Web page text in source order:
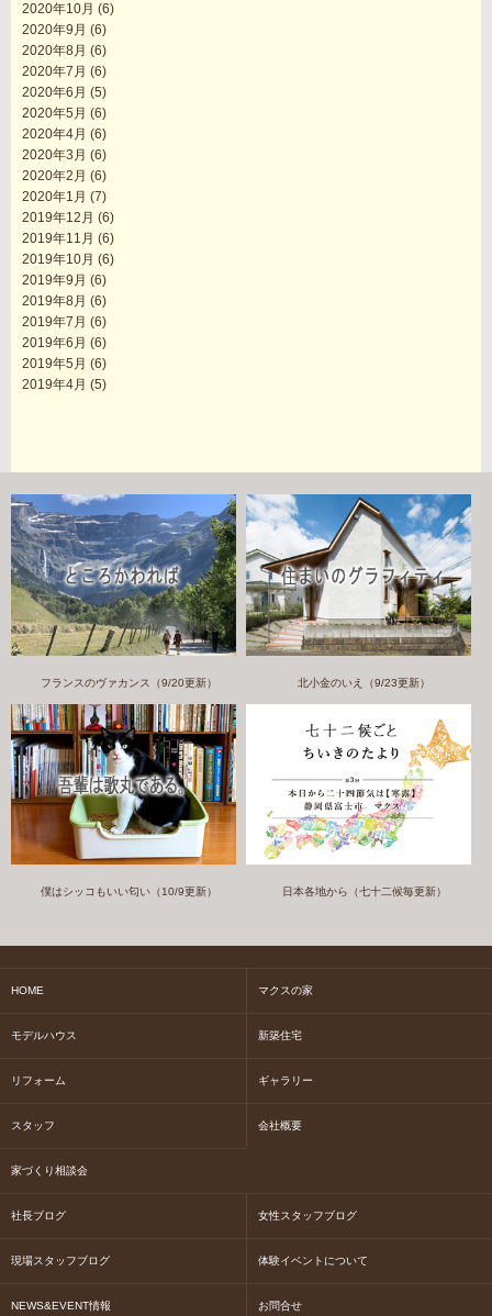
2020年10月 (6)
2020年9月 (6)
2020年8月 (6)
2020年7月 (6)
2020年6月 (5)
2020年5月 (6)
2020年4月 (6)
2020年3月 (6)
2020年2月 (6)
2020年1月 (7)
2019年12月 (6)
2019年11月 (6)
2019年10月 (6)
2019年9月 (6)
2019年8月 (6)
2019年7月 (6)
2019年6月 (6)
2019年5月 (6)
2019年4月 (5)
フランスのヴァカンス（9/20更新） 北小金のいえ（9/23更新）
僕はシッコもいい匂い（10/9更新） 日本各地から（七十二候毎更新）
HOME マクスの家
モデルハウス 新築住宅
リフォーム ギャラリー
スタッフ 会社概要
家づくり相談会
社長ブログ 女性スタッフブログ
現場スタッフブログ 体験イベントについて
NEWS&EVENT情報 お問合せ